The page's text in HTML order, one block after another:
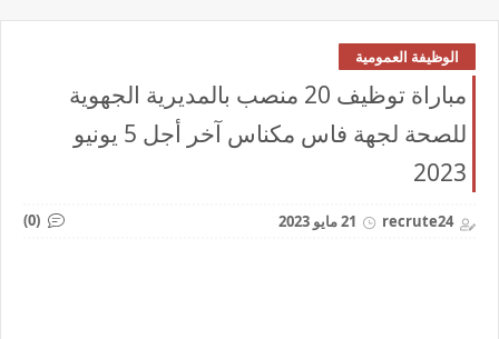
الوظيفة العمومية
مباراة توظيف 20 منصب بالمديرية الجهوية
للصحة لجهة فاس مكناس آخر أجل 5 يونيو
2023
recrute24 21 مايو 2023 (0)